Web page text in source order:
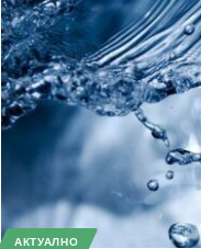
АКТУАЛНО